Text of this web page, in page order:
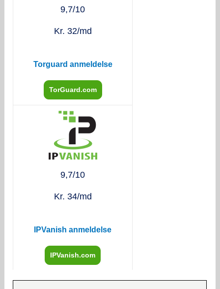
9,7/10
Kr. 32/md
Torguard anmeldelse
TorGuard.com
9,7/10
Kr. 34/md
IPVanish anmeldelse
IPVanish.com